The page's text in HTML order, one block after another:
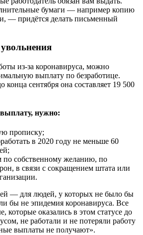
бумаги — например копию
— придётся делать письменный
из-за коронавируса, можно
выплату по безработице.
сентября она составляет 19 500
нужно:
прописку;
в 2020 году не меньше 60
по собственному желанию, по
в связи с сокращением штата или
— для людей, у которых не было бы
бы не эпидемия коронавируса. Все
которые оказались в этом статусе до
не работали и не потеряли работу
выплаты не получают».